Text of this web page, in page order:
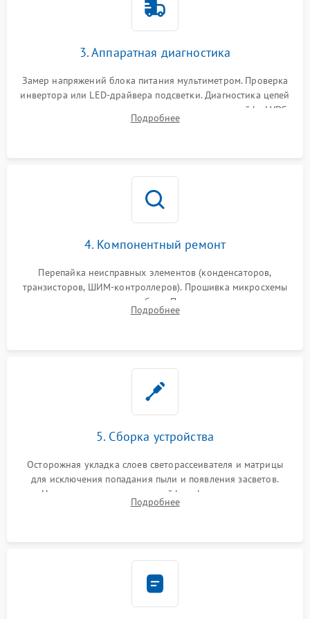
Поломка системы защиты
3. Аппаратная диагностика
Замер напряжений блока питания мультиметром. Проверка
инвертора или LED-драйвера подсветки. Диагностика цепей
питания скалера и тестирование сигналов на шлейфе LVDS
Подробнее
4. Компонентный ремонт
Перепайка неисправных элементов (конденсаторов,
транзисторов, ШИМ-контроллеров). Прошивка микросхемы
памяти при программных сбоях. При поломке подсветки —
разборка матрицы и замена выгоревших светодиодов.
Подробнее
5. Сборка устройства
Осторожная укладка слоев светорассеивателя и матрицы
для исключения попадания пыли и появления засветов.
Надежное подключение шлейфов, фиксация плат и
аккуратное защелкивание пластикового корпуса монитора.
Подробнее